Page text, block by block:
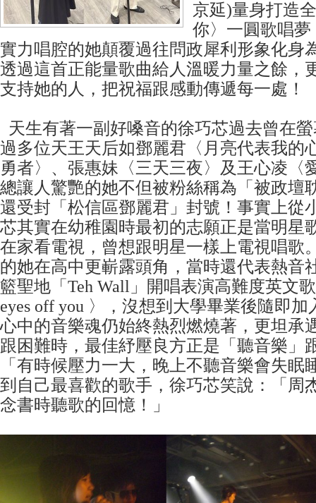
京延)量身打造
你〉一圓歌唱
實力唱腔的她顛覆過往問政犀利形象化身
透過這首正能量歌曲給人溫暖力量之餘，
支持她的人，把祝福跟感動傳遞每一處！
天生有著一副好嗓音的徐巧芯過去曾在
過多位天王天后如鄧麗君〈月亮代表我的
勇者〉、張惠妹〈三天三夜〉及王心凌〈
總讓人驚艷的她不但被粉絲稱為「被政壇
還受封「松信區鄧麗君」封號！事實上從
芯其實在幼稚園時最初的志願正是當明星
在家看電視，曾想跟明星一樣上電視唱歌
的她在高中更嶄露頭角，當時還代表熱音
籃聖地「Teh Wall」開唱表演高難度英文歌
eyes off you 〉，沒想到大學畢業後隨即
心中的音樂魂仍始終熱烈燃燒著，更坦承
跟困難時，最佳紓壓良方正是「聽音樂」
「有時候壓力一大，晚上不聽音樂會失眠
到自己最喜歡的歌手，徐巧芯笑說：「周
念書時聽歌的回憶！」